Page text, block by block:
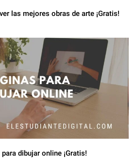
las mejores obras de arte ¡Gratis!
dibujar online ¡Gratis!